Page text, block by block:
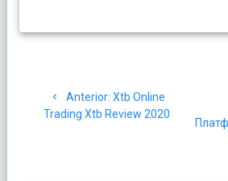
de
Anterior: Post
anterior:
Xtb Online
Trading Xtb Review 2020